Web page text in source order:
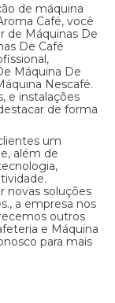
de máquina
Café, você
de Máquinas De
De Café
Máquina De
Nescafé.
e instalações
de forma
um
além de
novas soluções
a empresa nos
outros
e Máquina
para mais